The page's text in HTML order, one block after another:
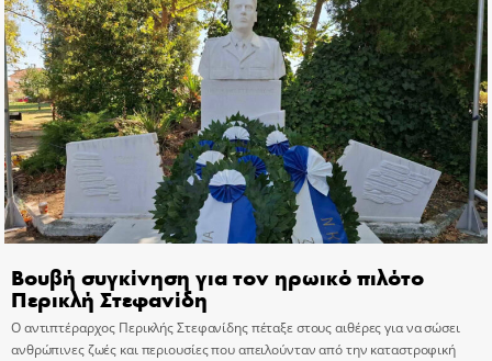
Βουβή συγκίνηση για τον ηρωικό πιλότο
Περικλή Στεφανίδη
Ο αντιπτέραρχος Περικλής Στεφανίδης πέταξε στους αιθέρες για να σώσει
ανθρώπινες ζωές και περιουσίες που απειλούνταν από την καταστροφική